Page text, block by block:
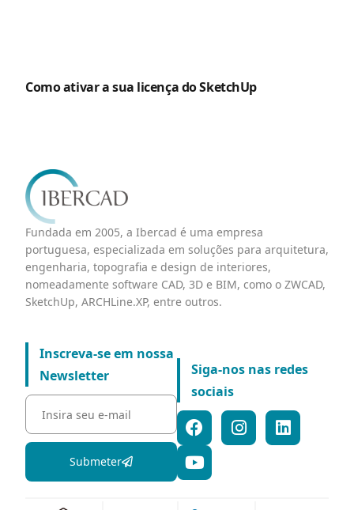
Como ativar a sua licença do SketchUp
Fundada em 2005, a Ibercad é uma empresa
portuguesa, especializada em soluções para arquitetura,
engenharia, topografia e design de interiores,
nomeadamente software CAD, 3D e BIM, como o ZWCAD,
SketchUp, ARCHLine.XP, entre outros.
Inscreva-se em nossa
Newsletter
Submeter
Siga-nos nas redes
sociais